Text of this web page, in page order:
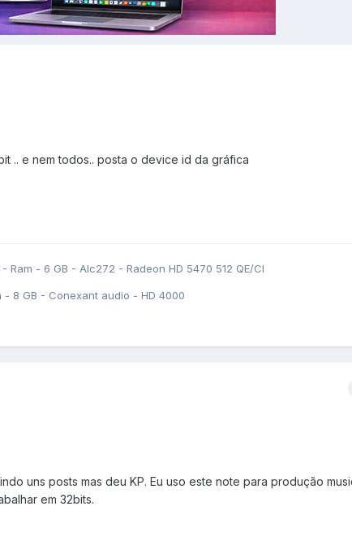
.. e nem todos.. posta o device id da gráfica
Ram - 6 GB - Alc272 - Radeon HD 5470 512 QE/CI
8 GB - Conexant audio - HD 4000
uns posts mas deu KP. Eu uso este note para produção
em 32bits.